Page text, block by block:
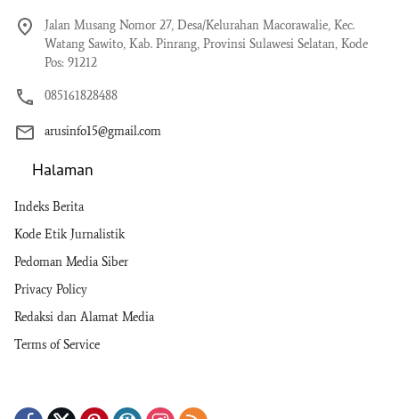
Jalan Musang Nomor 27, Desa/Kelurahan Macorawalie, Kec.
Watang Sawito, Kab. Pinrang, Provinsi Sulawesi Selatan, Kode
Pos: 91212
085161828488
arusinfo15@gmail.com
Halaman
Indeks Berita
Kode Etik Jurnalistik
Pedoman Media Siber
Privacy Policy
Redaksi dan Alamat Media
Terms of Service